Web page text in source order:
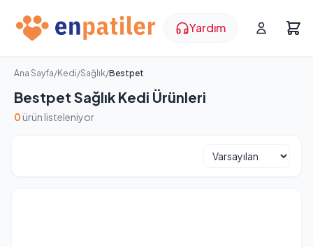
Yardım
Ana Sayfa/Kedi/Sağlık/Bestpet
Bestpet Sağlık Kedi Ürünleri
0 ürün listeleniyor